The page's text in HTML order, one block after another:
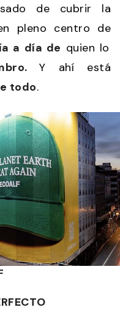
de cubrir la
pleno centro de
a día de quien lo
Y ahí está
todo.